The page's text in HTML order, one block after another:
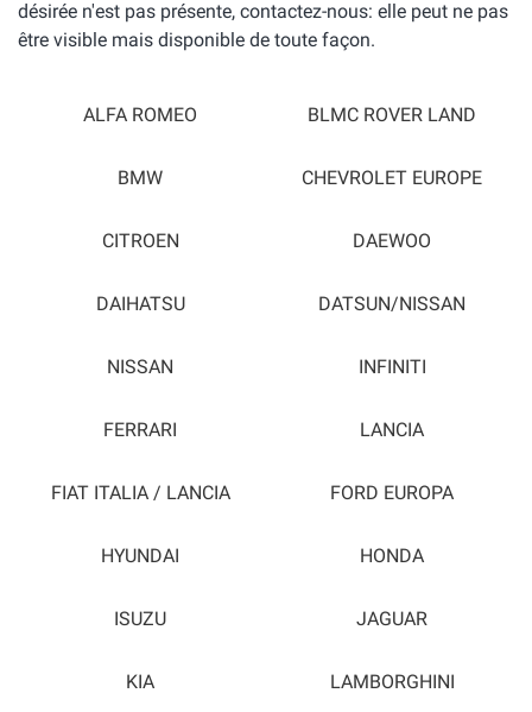
désirée n'est pas présente, contactez-nous: elle peut ne pas
être visible mais disponible de toute façon.
ALFA ROMEO BLMC ROVER LAND
BMW CHEVROLET EUROPE
CITROEN DAEWOO
DAIHATSU DATSUN/NISSAN
NISSAN INFINITI
FERRARI LANCIA
FIAT ITALIA / LANCIA FORD EUROPA
HYUNDAI HONDA
ISUZU JAGUAR
KIA LAMBORGHINI